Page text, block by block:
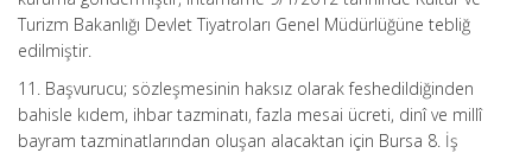
Turizm Bakanlığı Devlet Tiyatroları Genel Müdürlüğüne tebliğ
edilmiştir.
11. Başvurucu; sözleşmesinin haksız olarak feshedildiğinden
bahisle kıdem, ihbar tazminatı, fazla mesai ücreti, dinî ve millî
bayram tazminatlarından oluşan alacaktan için Bursa 8. İş